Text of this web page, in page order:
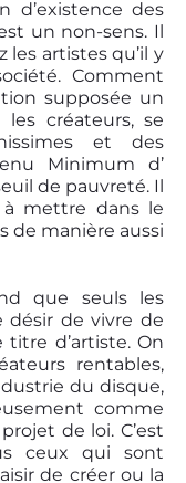
d’existence des
un non-sens. Il
les artistes qu’il y
Comment
supposée un
créateurs, se
et des
Minimum d’
de pauvreté. Il
mettre dans le
de manière aussi
que seuls les
désir de vivre de
d’artiste. On
rentables,
du disque,
comme
de loi. C’est
ceux qui sont
de créer ou la